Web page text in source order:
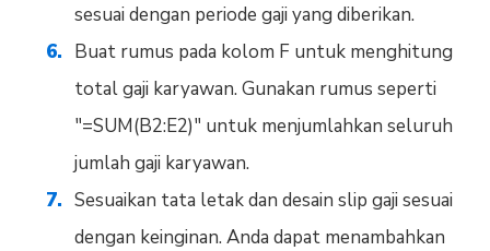
sesuai dengan periode gaji yang diberikan.
Buat rumus pada kolom F untuk menghitung
total gaji karyawan. Gunakan rumus seperti
"=SUM(B2:E2)" untuk menjumlahkan seluruh
jumlah gaji karyawan.
Sesuaikan tata letak dan desain slip gaji sesuai
dengan keinginan. Anda dapat menambahkan